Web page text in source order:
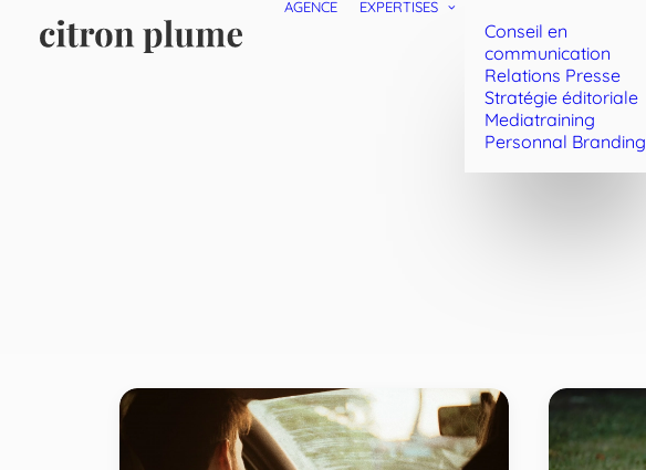
AGENCE EXPERTISES
Conseil en
communication
Relations Presse
Stratégie éditoriale
Mediatraining
Personnal Branding